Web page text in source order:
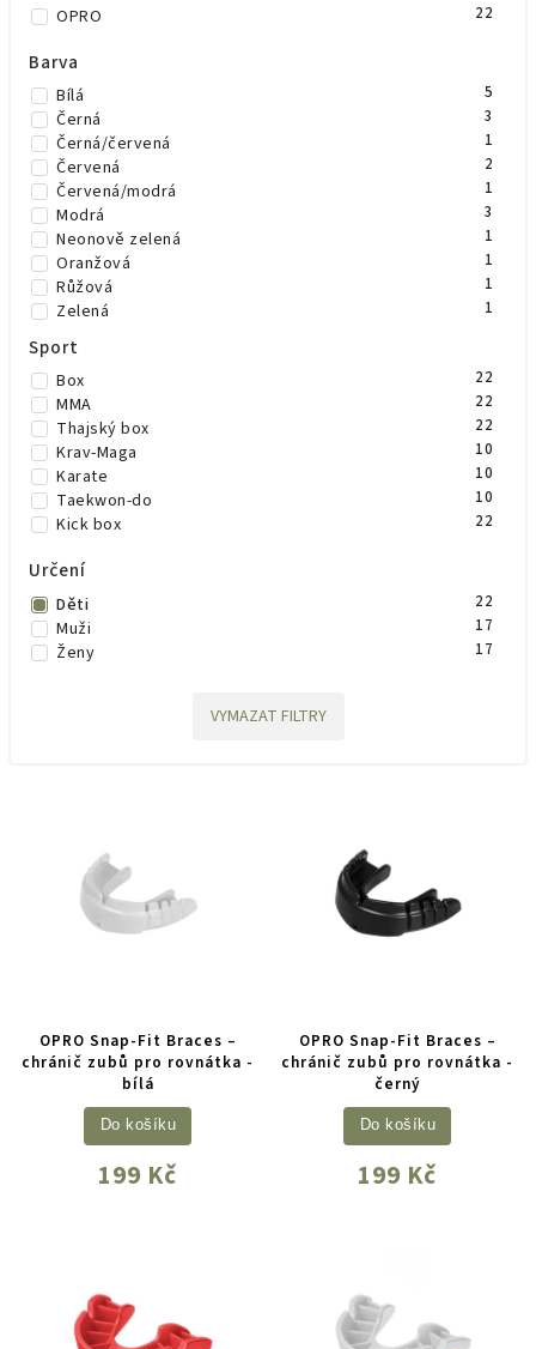
OPRO 22
Barva
Bílá 5
Černá 3
Černá/červená 1
Červená 2
Červená/modrá 1
Modrá 3
Neonově zelená 1
Oranžová 1
Růžová 1
Zelená 1
Žlutá
Čirá
růžová/zelená 1
Sport
Box 22
MMA 22
Thajský box 22
Krav-Maga 10
Karate 10
Taekwon-do 10
Kick box 22
Určení
Děti 22
Muži 17
Ženy 17
VYMAZAT FILTRY
OPRO Snap-Fit Braces –
chránič zubů pro rovnátka -
bílá
199 Kč
Do košíku
OPRO Snap-Fit Braces –
chránič zubů pro rovnátka -
černý
199 Kč
Do košíku